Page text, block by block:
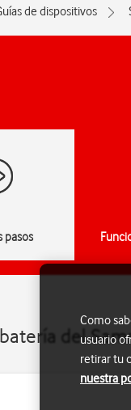
de dispositivos
pasos
del
Como
usuario
retirar tu
nuestra